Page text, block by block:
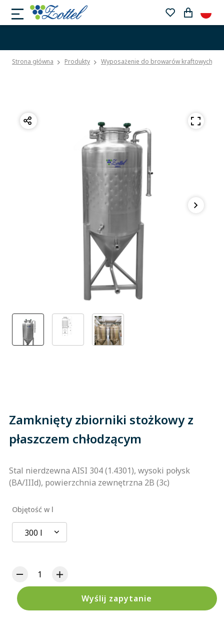
Strona główna Produkty Wyposażenie do browarów kraftowych
Zamknięty zbiorniki stożkowy z
płaszczem chłodzącym
Stal nierdzewna AISI 304 (1.4301), wysoki połysk
(BA/IIId), powierzchnia zewnętrzna 2B (3c)
Objętość w l
300 l
Wyślij zapytanie